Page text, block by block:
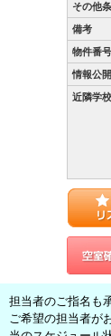
その他
備考
物件番号
情報公
近隣学校
担当者のご指名も
ご希望の担当者が